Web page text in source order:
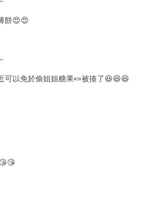
餅😍😍
可以免於偷姐姐糖果🍬被揍了😆😆😆